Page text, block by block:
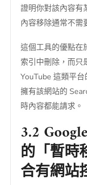
證明你對該內容有
內容移除通常不需
這個工具的優點在
索引中刪除，而只
YouTube 這類平
擁有該網站的
時內容都能請求。
3.2
的「暫
合有網站